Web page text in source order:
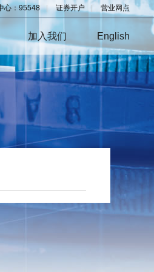
心：95548 | 证券开户 营业网点
加入我们 English